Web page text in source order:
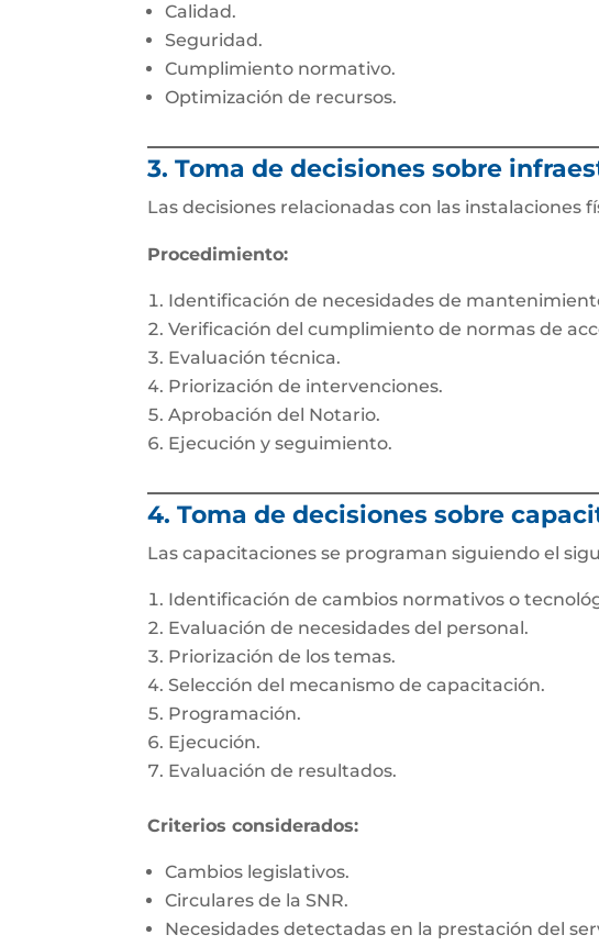
Calidad.
Seguridad.
Cumplimiento normativo.
Optimización de recursos.
3. Toma de decisiones sobre
Las decisiones relacionadas con las instalaciones
Procedimiento:
Identificación de necesidades de
Verificación del cumplimiento de normas de
Evaluación técnica.
Priorización de intervenciones.
Aprobación del Notario.
Ejecución y seguimiento.
4. Toma de decisiones sobre
Las capacitaciones se programan siguiendo el
Identificación de cambios normativos o
Evaluación de necesidades del personal.
Priorización de los temas.
Selección del mecanismo de capacitación.
Programación.
Ejecución.
Evaluación de resultados.
Criterios considerados:
Cambios legislativos.
Circulares de la SNR.
Necesidades detectadas en la prestación del